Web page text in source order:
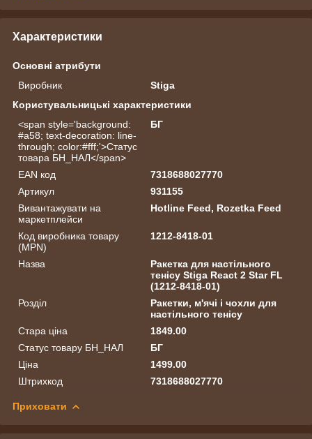
Характеристики
Основні атрибути
Виробник
Stiga
Користувальницькі характеристики
<span style='background:
#a58; text-decoration: line-
through; color:#fff;'>Статус
товара БН_НАЛ</span>
БГ
EAN код
7318688027770
Артикул
931155
Вивантажувати на
маркетплейси
Hotline Feed, Rozetka Feed
Код виробника товару
(MPN)
1212-8418-01
Назва
Ракетка для настільного
тенісу Stiga React 2 Star FL
(1212-8418-01)
Розділ
Ракетки, м'ячі і чохли для
настільного тенісу
Стара ціна
1849.00
Статус товару БН_НАЛ
БГ
Ціна
1499.00
Штрихкод
7318688027770
Приховати